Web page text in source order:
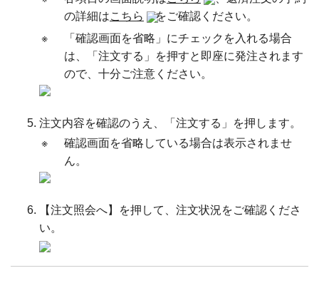
の詳細はこちら
をご確認ください。
※
「確認画面を省略」にチェックを入れる場合
は、「注文する」を押すと即座に発注されます
ので、十分ご注意ください。
注文内容を確認のうえ、「注文する」を押します。
※
確認画面を省略している場合は表示されませ
ん。
【注文照会へ】を押して、注文状況をご確認くださ
い。